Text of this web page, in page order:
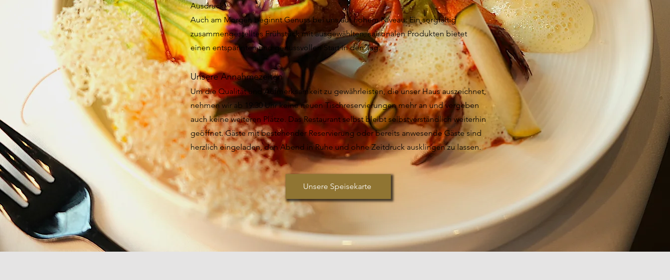
Ausdruck.
Auch am Morgen beginnt Genuss bei uns auf hohem Niveau: Ein sorgfältig
zusammengestelltes Frühstück mit ausgewählten, saisonalen Produkten bietet
einen entspannten und genussvollen Start in den Tag.
Unsere Annahmezeiten
Um die Qualität und Aufmerksamkeit zu gewährleisten, die unser Haus auszeichnet,
nehmen wir ab 19:30 Uhr keine neuen Tischreservierungen mehr an und vergeben
auch keine weiteren Plätze. Das Restaurant selbst bleibt selbstverständlich weiterhin
geöffnet. Gäste mit bestehender Reservierung oder bereits anwesende Gäste sind
herzlich eingeladen, den Abend in Ruhe und ohne Zeitdruck ausklingen zu lassen.
Unsere Speisekarte